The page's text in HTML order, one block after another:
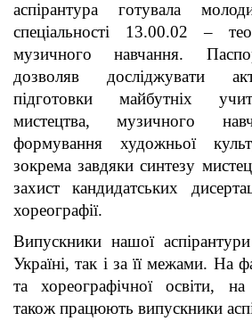
аспірантура готувала
спеціальності 13.00.02 –
музичного навчання.
дозволяв досліджувати
підготовки майбутніх
мистецтва, музичного
формування художньої
зокрема завдяки синтезу
захист кандидатських
хореографії.
Випускники нашої
Україні, так і за її межами. На
та хореографічної освіти,
також працюють випускники